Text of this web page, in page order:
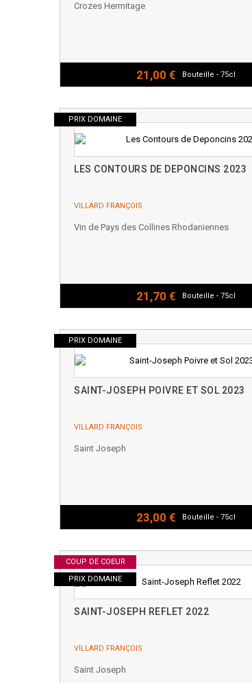
Crozes Hermitage
21,00 € Bouteille - 75cl
PRIX DOMAINE
LES CONTOURS DE DEPONCINS 2023
VILLARD FRANÇOIS
Vin de Pays des Collines Rhodaniennes
21,70 € Bouteille - 75cl
PRIX DOMAINE
SAINT-JOSEPH POIVRE ET SOL 2023
VILLARD FRANÇOIS
Saint Joseph
23,00 € Bouteille - 75cl
COUP DE COEUR
PRIX DOMAINE
SAINT-JOSEPH REFLET 2022
VILLARD FRANÇOIS
Saint Joseph